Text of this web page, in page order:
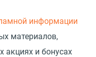
информации
материалов,
акциях и бонусах